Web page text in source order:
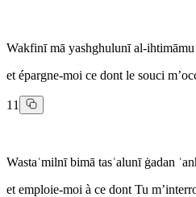
Wakfinī mā yashghulunī al-
et épargne-moi ce dont le souci
11
Wastaʿmilnī bimā tasʾalunī ġadan
et emploie-moi à ce dont Tu